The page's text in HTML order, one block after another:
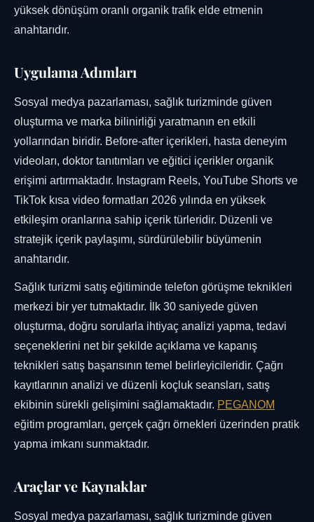
yüksek dönüşüm oranlı organik trafik elde etmenin
anahtarıdır.
Uygulama Adımları
Sosyal medya pazarlaması, sağlık turizminde güven
oluşturma ve marka bilinirliği yaratmanın en etkili
yollarından biridir. Before-after içerikleri, hasta deneyim
videoları, doktor tanıtımları ve eğitici içerikler organik
erişimi artırmaktadır. Instagram Reels, YouTube Shorts ve
TikTok kısa video formatları 2026 yılında en yüksek
etkileşim oranlarına sahip içerik türleridir. Düzenli ve
stratejik içerik paylaşımı, sürdürülebilir büyümenin
anahtarıdır.
Sağlık turizmi satış eğitiminde telefon görüşme teknikleri
merkezi bir yer tutmaktadır. İlk 30 saniyede güven
oluşturma, doğru sorularla ihtiyaç analizi yapma, tedavi
seçeneklerini net bir şekilde açıklama ve kapanış
teknikleri satış başarısının temel belirleyicileridir. Çağrı
kayıtlarının analizi ve düzenli koçluk seansları, satış
ekibinin sürekli gelişimini sağlamaktadır. PEGANOM
eğitim programları, gerçek çağrı örnekleri üzerinden pratik
yapma imkanı sunmaktadır.
Araçlar ve Kaynaklar
Sosyal medya pazarlaması, sağlık turizminde güven